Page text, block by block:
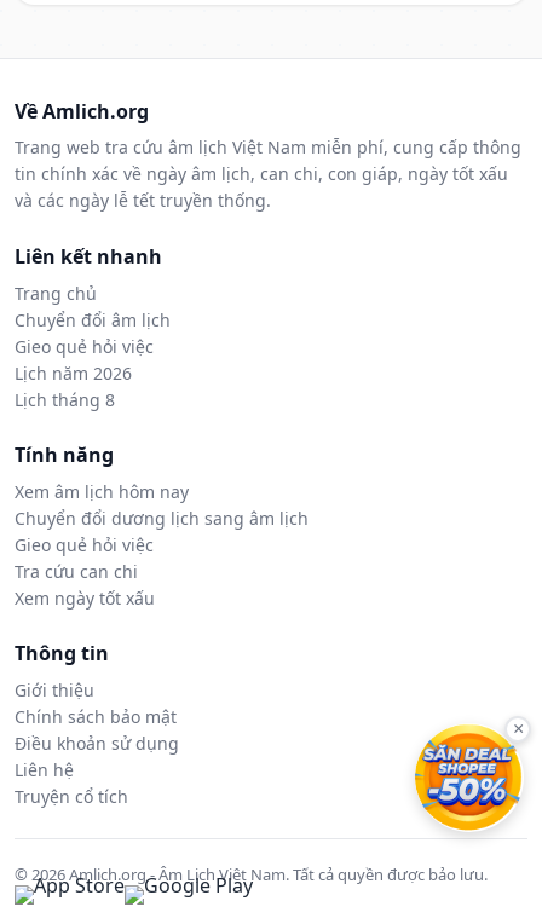
Về Amlich.org
Trang web tra cứu âm lịch Việt Nam miễn phí, cung cấp thông
tin chính xác về ngày âm lịch, can chi, con giáp, ngày tốt xấu
và các ngày lễ tết truyền thống.
Liên kết nhanh
Trang chủ
Chuyển đổi âm lịch
Gieo quẻ hỏi việc
Lịch năm 2026
Lịch tháng 8
Tính năng
Xem âm lịch hôm nay
Chuyển đổi dương lịch sang âm lịch
Gieo quẻ hỏi việc
Tra cứu can chi
Xem ngày tốt xấu
Thông tin
Giới thiệu
Chính sách bảo mật
Điều khoản sử dụng
Liên hệ
Truyện cổ tích
© 2026 Amlich.org - Âm Lịch Việt Nam. Tất cả quyền được bảo lưu.
×